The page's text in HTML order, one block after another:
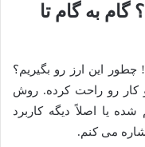
به گام تا
چطور این ارز رو بگیریم؟
کار رو راحت کرده. روش
یا اصلاً دیگه کاربرد
می کنم.